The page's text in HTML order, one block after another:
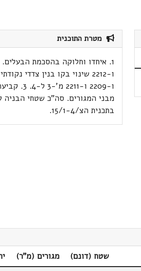
מטרת התוכנית
ו-2209 ו-
מבני המגורים. סה"כ שטחי הבניה
בתכנית הצ/15/1-4.
שטח (דונם) מגורים (מ"ר)